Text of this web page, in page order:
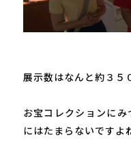
展示数はなんと約３５
お宝コレクションに
にはたまらないですよ